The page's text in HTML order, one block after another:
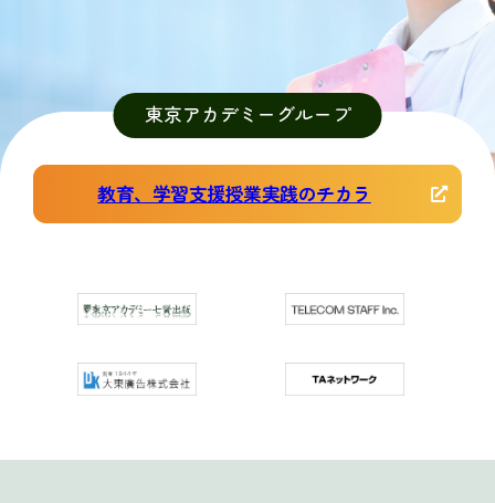
東京アカデミーグループ
教育、学習支援授業実践のチカラ